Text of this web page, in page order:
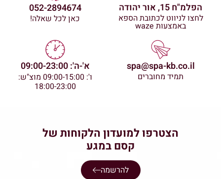
הפלמ"ח 15, אור יהודה
לחצו לניווט לכתובת הספא
באמצעות waze
052-2894674
כאן לכל שאלה!
spa@spa-kb.co.il
תמיד מחוברים
א'-ה': 09:00-23:00
ו': 09:00-15:00 מוצ"ש:
18:00-23:00
הצטרפו למועדון הלקוחות של
קסם במגע
להרשמה